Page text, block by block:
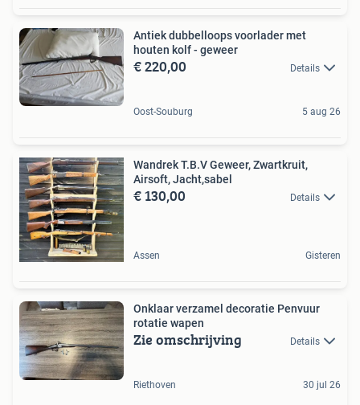
Antiek dubbelloops voorlader met
houten kolf - geweer
€ 220,00 Details
Oost-Souburg 5 aug 26
Wandrek T.B.V Geweer, Zwartkruit,
Airsoft, Jacht,sabel
€ 130,00 Details
Assen Gisteren
Onklaar verzamel decoratie Penvuur
rotatie wapen
Zie omschrijving Details
Riethoven 30 jul 26